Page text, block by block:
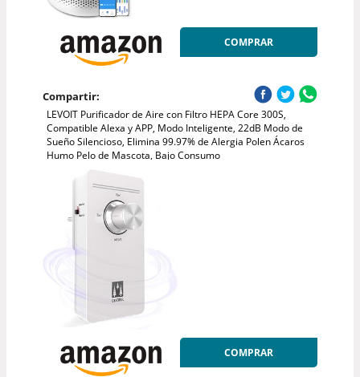
COMPRAR
Compartir:
LEVOIT Purificador de Aire con Filtro HEPA Core 300S,
Compatible Alexa y APP, Modo Inteligente, 22dB Modo de
Sueño Silencioso, Elimina 99.97% de Alergia Polen Ácaros
Humo Pelo de Mascota, Bajo Consumo
COMPRAR